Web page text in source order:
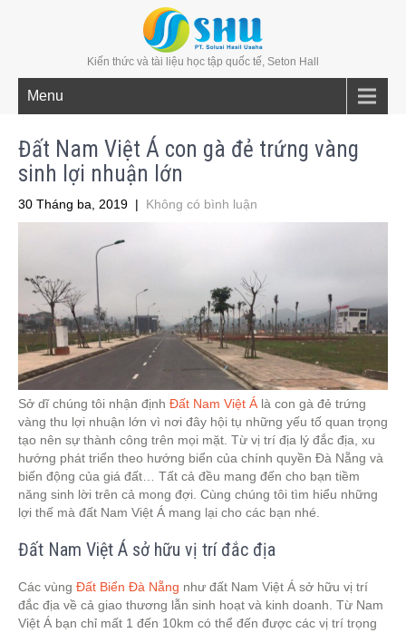
Kiến thức và tài liệu học tập quốc tế, Seton Hall
Menu
Đất Nam Việt Á con gà đẻ trứng vàng
sinh lợi nhuận lớn
30 Tháng ba, 2019 | Không có bình luận
Sở dĩ chúng tôi nhận định Đất Nam Việt Á là con gà đẻ trứng
vàng thu lợi nhuận lớn vì nơi đây hội tụ những yếu tố quan trọng
tạo nên sự thành công trên mọi mặt. Từ vị trí địa lý đắc địa, xu
hướng phát triển theo hướng biển của chính quyền Đà Nẵng và
biến động của giá đất… Tất cả đều mang đến cho bạn tiềm
năng sinh lời trên cả mong đợi. Cùng chúng tôi tìm hiểu những
lợi thế mà đất Nam Việt Á mang lại cho các bạn nhé.
Đất Nam Việt Á sở hữu vị trí đắc địa
Các vùng Đất Biển Đà Nẵng như đất Nam Việt Á sở hữu vị trí
đắc địa về cả giao thương lẫn sinh hoạt và kinh doanh. Từ Nam
Việt Á bạn chỉ mất 1 đến 10km có thể đến được các vị trí trọng